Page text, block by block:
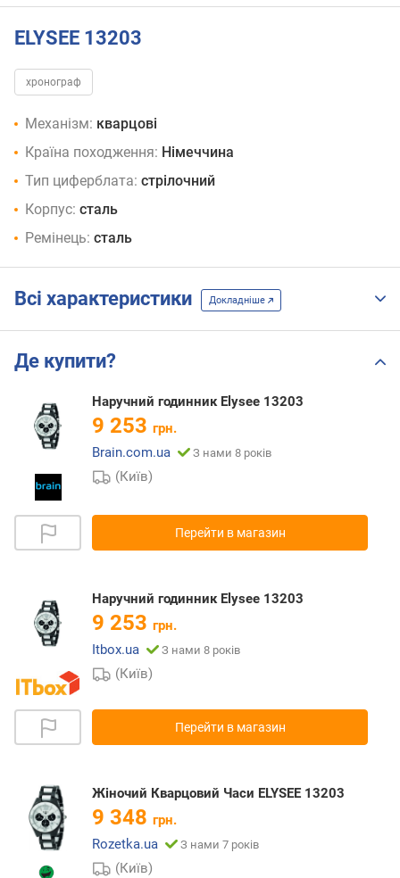
ELYSEE 13203
хронограф
Механізм: кварцові
Країна походження: Німеччина
Тип циферблата: стрілочний
Корпус: сталь
Ремінець: сталь
Всі характеристики Докладніше
Де купити?
Наручний годинник Elysee 13203
9 253 грн.
Brain.com.ua
З нами 8 років
(Київ)
Перейти в магазин
Наручний годинник Elysee 13203
9 253 грн.
Itbox.ua
З нами 8 років
(Київ)
Перейти в магазин
Жіночий Кварцовий Часи ELYSEE 13203
9 348 грн.
Rozetka.ua
З нами 7 років
(Київ)